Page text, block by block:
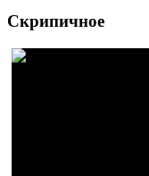
Скрипичное